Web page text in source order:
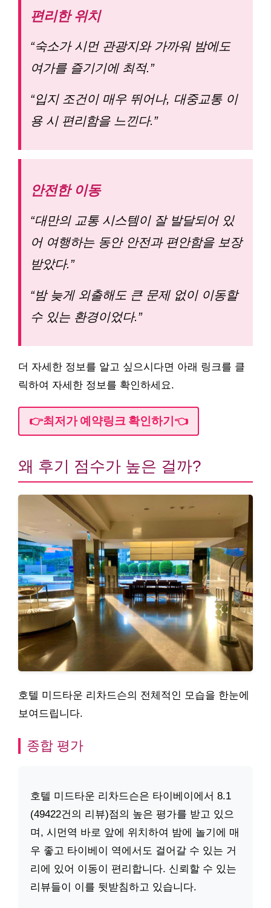
편리한 위치
“숙소가 시먼 관광지와 가까워 밤에도
여가를 즐기기에 최적.”
“입지 조건이 매우 뛰어나, 대중교통 이
용 시 편리함을 느낀다.”
안전한 이동
“대만의 교통 시스템이 잘 발달되어 있
어 여행하는 동안 안전과 편안함을 보장
받았다.”
“밤 늦게 외출해도 큰 문제 없이 이동할
수 있는 환경이었다.”
더 자세한 정보를 알고 싶으시다면 아래 링크를 클
릭하여 자세한 정보를 확인하세요.
👉최저가 예약링크 확인하기👈
왜 후기 점수가 높은 걸까?
호텔 미드타운 리차드슨의 전체적인 모습을 한눈에
보여드립니다.
종합 평가
호텔 미드타운 리차드슨은 타이베이에서 8.1
(49422건의 리뷰)점의 높은 평가를 받고 있으
며, 시먼역 바로 앞에 위치하여 밤에 놀기에 매
우 좋고 타이베이 역에서도 걸어갈 수 있는 거
리에 있어 이동이 편리합니다. 신뢰할 수 있는
리뷰들이 이를 뒷받침하고 있습니다.